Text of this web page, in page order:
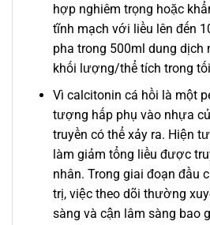
hợp nghiêm trọng hoặc
tĩnh mạch với liều lên đến
pha trong 500ml dung dịch
khối lượng/thể tích trong
Vì calcitonin cá hồi là một
tượng hấp phụ vào nhựa
truyền có thể xảy ra. Hiện
làm giảm tổng liều được
nhân. Trong giai đoạn đầu
trị, việc theo dõi thường
sàng và cận lâm sàng bao